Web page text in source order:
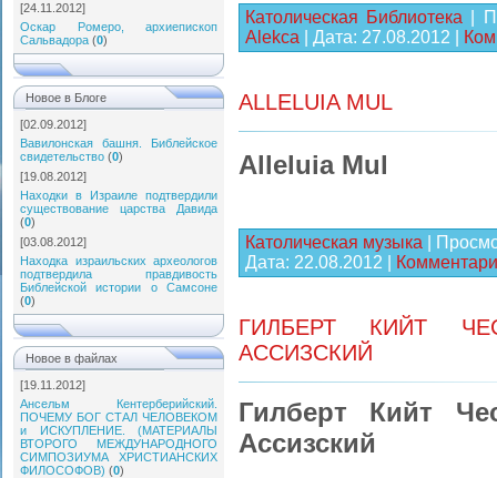
[24.11.2012]
Оскар Ромеро, архиепископ
Сальвадора (0)
Новое в Блоге
[02.09.2012]
Вавилонская башня. Библейское
свидетельство (0)
[19.08.2012]
Находки в Израиле подтвердили
существование царства Давида
(0)
[03.08.2012]
Находка израильских археологов
подтвердила правдивость
Библейской истории о Самсоне
(0)
Новое в файлах
[19.11.2012]
Ансельм Кентерберийский.
ПОЧЕМУ БОГ СТАЛ ЧЕЛОВЕКОМ
и ИСКУПЛЕНИЕ. (МАТЕРИАЛЫ
ВТОРОГО МЕЖДУНАРОДНОГО
СИМПОЗИУМА ХРИСТИАНСКИХ
ФИЛОСОФОВ) (0)
Католическая Библиотека |
Alekca | Дата: 27.08.2012
ALLELUIA MUL
Alleluia Mul
Католическая музыка |
Дата: 22.08.2012
ГИЛБЕРТ КИЙТ
АССИЗСКИЙ
Гилберт Кийт
Ассизский